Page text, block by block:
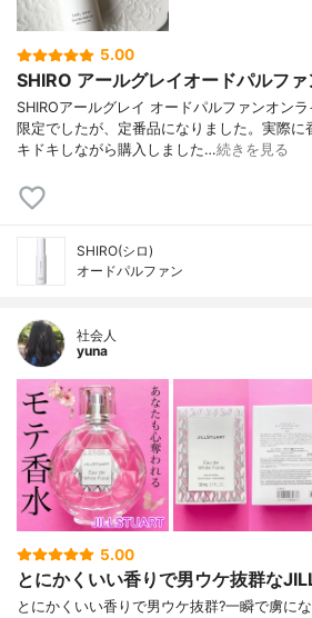
5.00
SHIRO アールグレイオードパルファ
SHIROアールグレイ オードパルファンオン
限定でしたが、定番品になりました。実際に
キドキしながら購入しました…続きを見る
SHIRO(シロ)
オードパルファン
社会人
yuna
5.00
とにかくいい香りで男ウケ抜群な
とにかくいい香りで男ウケ抜群?一瞬で虜に